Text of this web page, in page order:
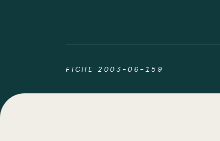
FICHE 2003-06-159